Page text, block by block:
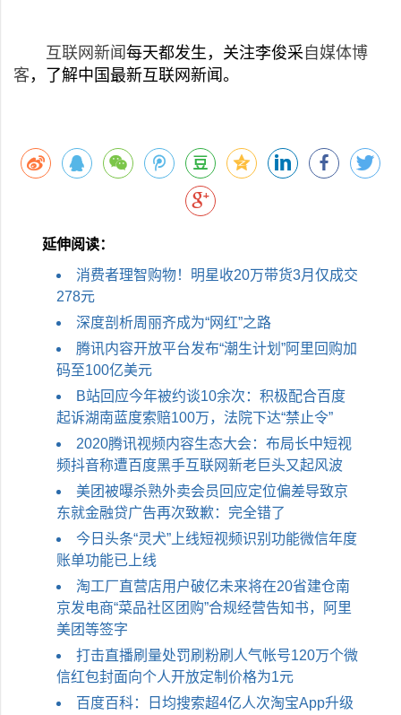
互联网新闻 每天都发生，关注李俊采 自媒体博
客 ，了解中国最新互联网新闻。
延伸阅读：
消费者理智购物！明星收20万带货3月仅成交
278元
深度剖析周丽齐成为“网红”之路
腾讯内容开放平台发布“潮生计划”阿里回购加
码至100亿美元
B站回应今​年被约谈10余次：积极配合百度
起诉湖南蓝度索赔100万，法院下达“禁止令”
2020腾讯视频内容生态大会：布局长中短视
频抖音称遭百度黑手互联网新老巨头又起风波
美团被曝杀熟外卖会员回应定位偏差导致京
东就金融贷广告再次致歉：完全错了
今日头条“灵犬”上线短视频识别功能微信年度
账单功能已上线
淘工厂直营店用户破亿未来将在20省建仓南
京发电商“菜品社区团购”合规经营告知书，阿里
美团等签字
打击直播刷量处罚刷粉刷人气帐号120万个微
信红包封面向个人开放定制价格为1元
百度百科：日均搜索超4亿人次淘宝App升级